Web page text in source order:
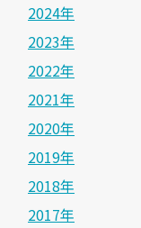
2024年
2023年
2022年
2021年
2020年
2019年
2018年
2017年